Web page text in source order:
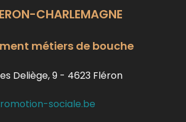
CHARLEMAGNE
métiers de bouche
Deliège, 9 - 4623 Fléron
sociale.be